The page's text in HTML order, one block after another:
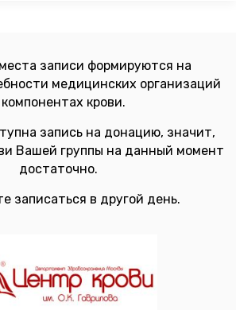
записи формируются на
медицинских организаций
компонентах крови.
запись на донацию, значит,
Вашей группы на данный момент
достаточно.
записаться в другой день.